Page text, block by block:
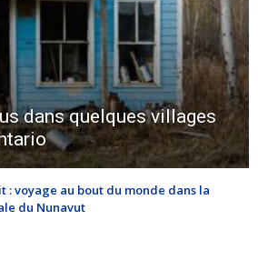
dans quelques villages
: voyage au bout du monde dans la
du Nunavut